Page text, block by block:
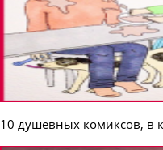
10 душевных комиксов, в